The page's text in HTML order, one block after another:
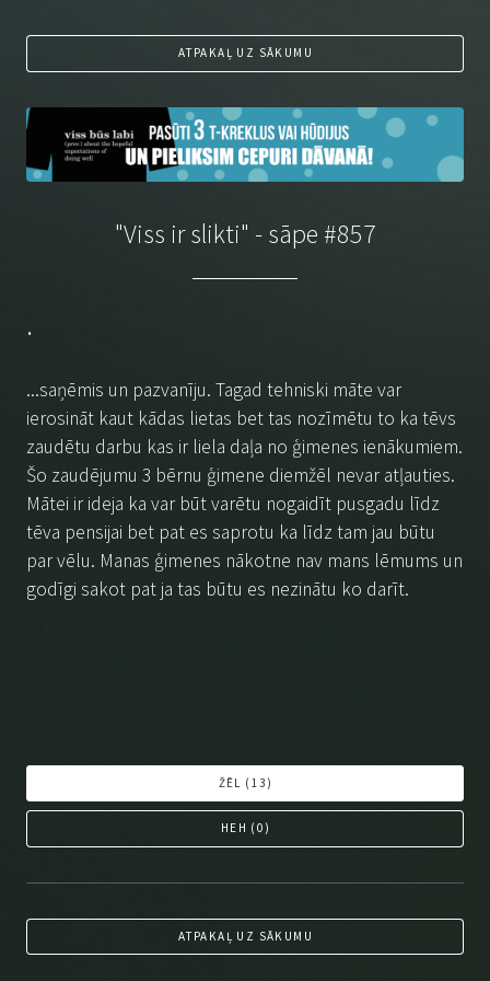
ATPAKAĻ UZ SĀKUMU
"Viss ir slikti" - sāpe #857
.
...saņēmis un pazvanīju. Tagad tehniski māte var
ierosināt kaut kādas lietas bet tas nozīmētu to ka tēvs
zaudētu darbu kas ir liela daļa no ģimenes ienākumiem.
Šo zaudējumu 3 bērnu ģimene diemžēl nevar atļauties.
Mātei ir ideja ka var būt varētu nogaidīt pusgadu līdz
tēva pensijai bet pat es saprotu ka līdz tam jau būtu
par vēlu. Manas ģimenes nākotne nav mans lēmums un
godīgi sakot pat ja tas būtu es nezinātu ko darīt.
ŽĒL ( 13 )
HEH ( 0 )
ATPAKAĻ UZ SĀKUMU